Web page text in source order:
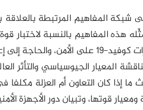
شبكة المفاهيم المرتبطة بالعلاقة
هذه المفاهيم بالنسبة لاختبار
خاصة، والتطرق لتأثيرات كوفيد-
ما إذا كان التعاون أم العزلة
ومعيار قوتها، وتبيان دور الأجهزة